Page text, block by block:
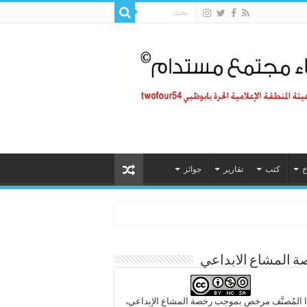
كتب تقارير جوائز
المشاع الابداعي
المُصنَّف مرخص بموجب رخصة المشاع الإبداعي،